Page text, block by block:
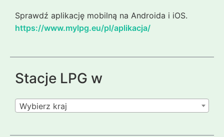
Sprawdź aplikację mobilną na Androida i iOS.
https://www.mylpg.eu/pl/aplikacja/
Stacje LPG w
Wybierz kraj